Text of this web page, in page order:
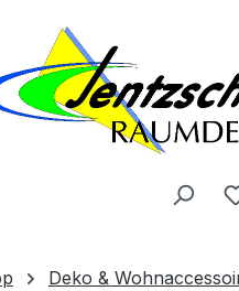
springen
Deko &